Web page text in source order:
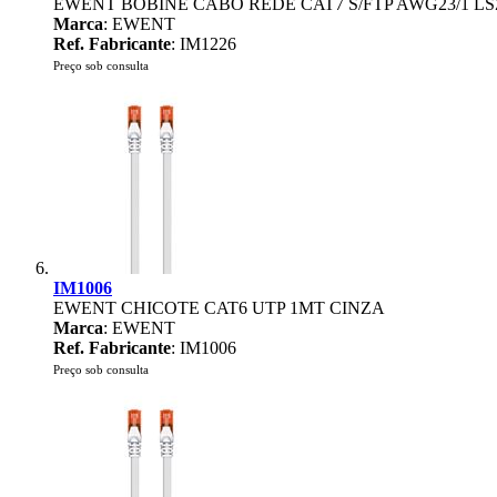
EWENT BOBINE CABO REDE CAT7 S/FTP AWG23/1
Marca: EWENT
Ref. Fabricante: IM1226
Preço sob consulta
IM1006
EWENT CHICOTE CAT6 UTP 1MT CINZA
Marca: EWENT
Ref. Fabricante: IM1006
Preço sob consulta